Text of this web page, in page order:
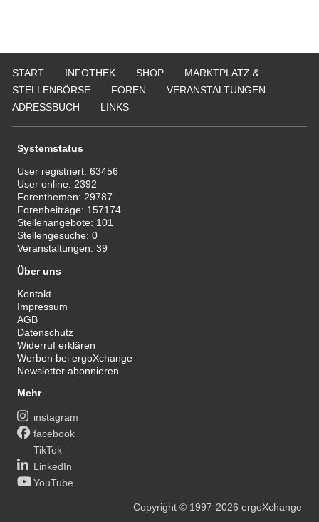
START INFOTHEK SHOP
MARKTPLATZ &
STELLENBÖRSE
FOREN
VERANSTALTUNGEN
ADRESSBUCH
LINKS
Systemstatus
User registriert:63456
User online: 2392
Forenthemen: 29787
Forenbeiträge: 157174
Stellenangebote: 101
Stellengesuche:0
Veranstaltungen:39
Über uns
Kontakt
Impressum
AGB
Datenschutz
Widerruf erklären
Werben bei ergoXchange
Newsletter abonnieren
Mehr
instagram
facebook
TikTok
LinkedIn
YouTube
Copyright© 1997-2026 ergoXchange